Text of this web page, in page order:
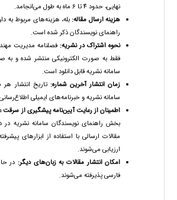
نهایی، حدود 4 تا 6 ماه به طول می‌انجامد.
هزینه ارسال مقاله:بله، هزینه‌های مربوط به
راهنمای نویسندگان ذکر شده است.
نحوه اشتراک در نشریه:فصلنامه مدیریت
فقط به صورت الکترونیکی منتشر شده و به
سامانه نشریه قابل دانلود است.
زمان انتشار آخرین شماره: تاریخ انتشار
سامانه نشریه و خبرنامه‌های ایمیلی
اطمینان از رعایت آیین‌نامه پیشگیری از سرقت
بخش راهنمای نویسندگان سامانه نشریه
مقالات ارسالی با استفاده از ابزارهای
ارزیابی می‌شوند.
امکان انتشار مقالات به زبان‌های دیگر: در
فارسی پذیرفته می‌شوند.